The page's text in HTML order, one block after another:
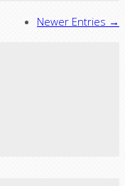
Newer Entries →